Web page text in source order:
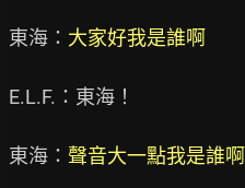
東海： 大家好我是誰啊
E.L.F.：東海！
東海： 聲音大一點我是誰啊